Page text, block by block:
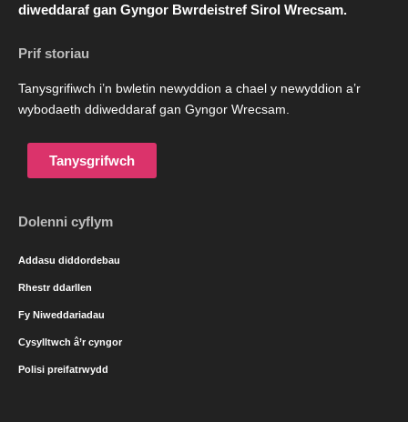
diweddaraf gan Gyngor Bwrdeistref Sirol Wrecsam.
Prif storiau
Tanysgrifiwch i’n bwletin newyddion a chael y newyddion a’r
wybodaeth ddiweddaraf gan Gyngor Wrecsam.
Tanysgrifwch
Dolenni cyflym
Addasu diddordebau
Rhestr ddarllen
Fy Niweddariadau
Cysylltwch â’r cyngor
Polisi preifatrwydd